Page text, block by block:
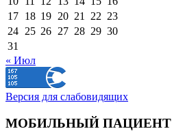
17 18 19 20 21 22 23
24 25 26 27 28 29 30
31
« Июл
Версия для слабовидящих
МОБИЛЬНЫЙ ПАЦИЕНТ